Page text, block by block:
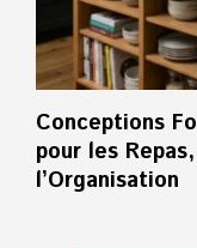
Conceptions
pour les
l’Organisation